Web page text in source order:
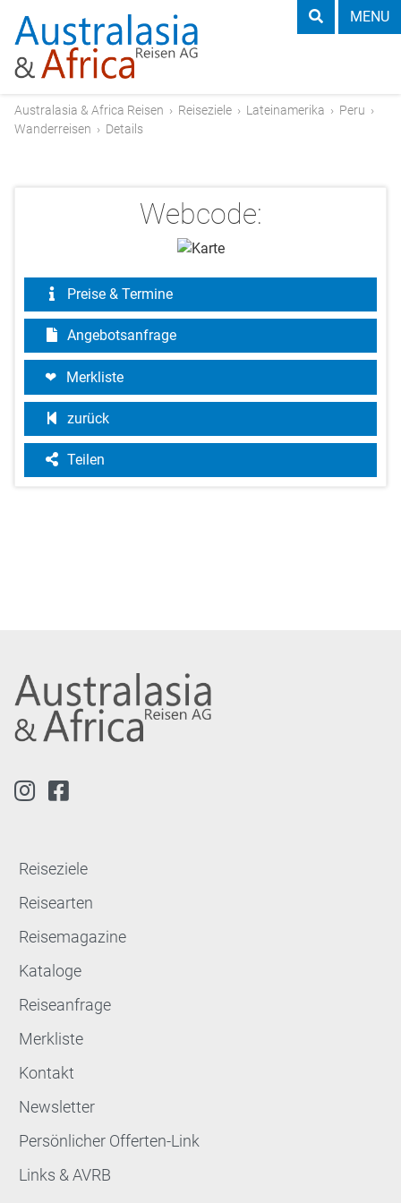
MENU
Australasia & Africa Reisen › Reiseziele › Lateinamerika › Peru ›
Wanderreisen › Details
Webcode:
Preise & Termine
Angebotsanfrage
Merkliste
zurück
Teilen
Reiseziele
Reisearten
Reisemagazine
Kataloge
Reiseanfrage
Merkliste
Kontakt
Newsletter
Persönlicher Offerten-Link
Links & AVRB